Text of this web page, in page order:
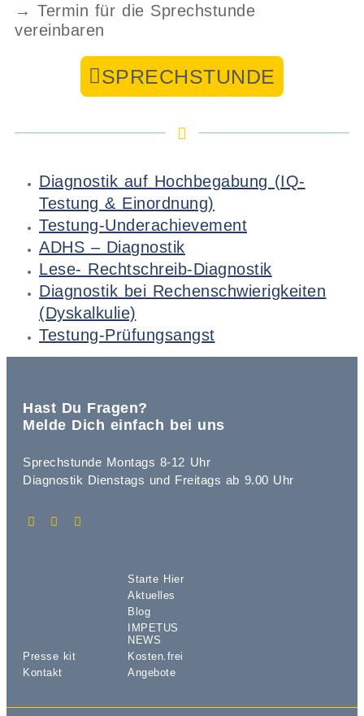
→ Termin für die Sprechstunde
vereinbaren
SPRECHSTUNDE
Diagnostik auf Hochbegabung (IQ-
Testung & Einordnung)
Testung-Underachievement
ADHS – Diagnostik
Lese- Rechtschreib-Diagnostik
Diagnostik bei Rechenschwierigkeiten
(Dyskalkulie)
Testung-Prüfungsangst
Hast Du Fragen?
Melde Dich einfach bei uns
Sprechstunde Montags 8-12 Uhr
Diagnostik Dienstags und Freitags ab 9.00 Uhr
Presse kit
Kontakt
Starte Hier
Aktuelles
Blog
IMPETUS
NEWS
Kosten.frei
Angebote